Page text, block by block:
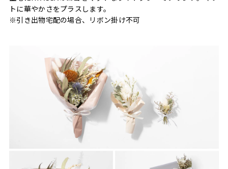
トに華やかさをプラスします。
※引き出物宅配の場合、リボン掛け不可